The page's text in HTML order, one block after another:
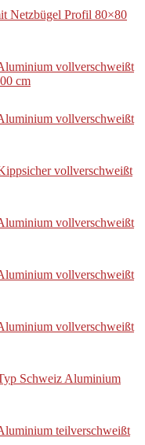
Netzbügel Profil 80×80
vollverschweißt
cm
vollverschweißt
vollverschweißt
vollverschweißt
vollverschweißt
vollverschweißt
Schweiz Aluminium
teilverschweißt